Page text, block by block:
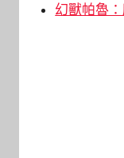
幻獸帕魯